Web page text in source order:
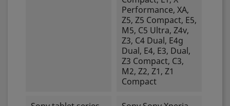
Performance, XA,
Z5, Z5 Compact, E5,
M5, C5 Ultra, Z4v,
Z3, C4 Dual, E4g
Dual, E4, E3, Dual,
Z3 Compact, C3,
M2, Z2, Z1, Z1
Compact